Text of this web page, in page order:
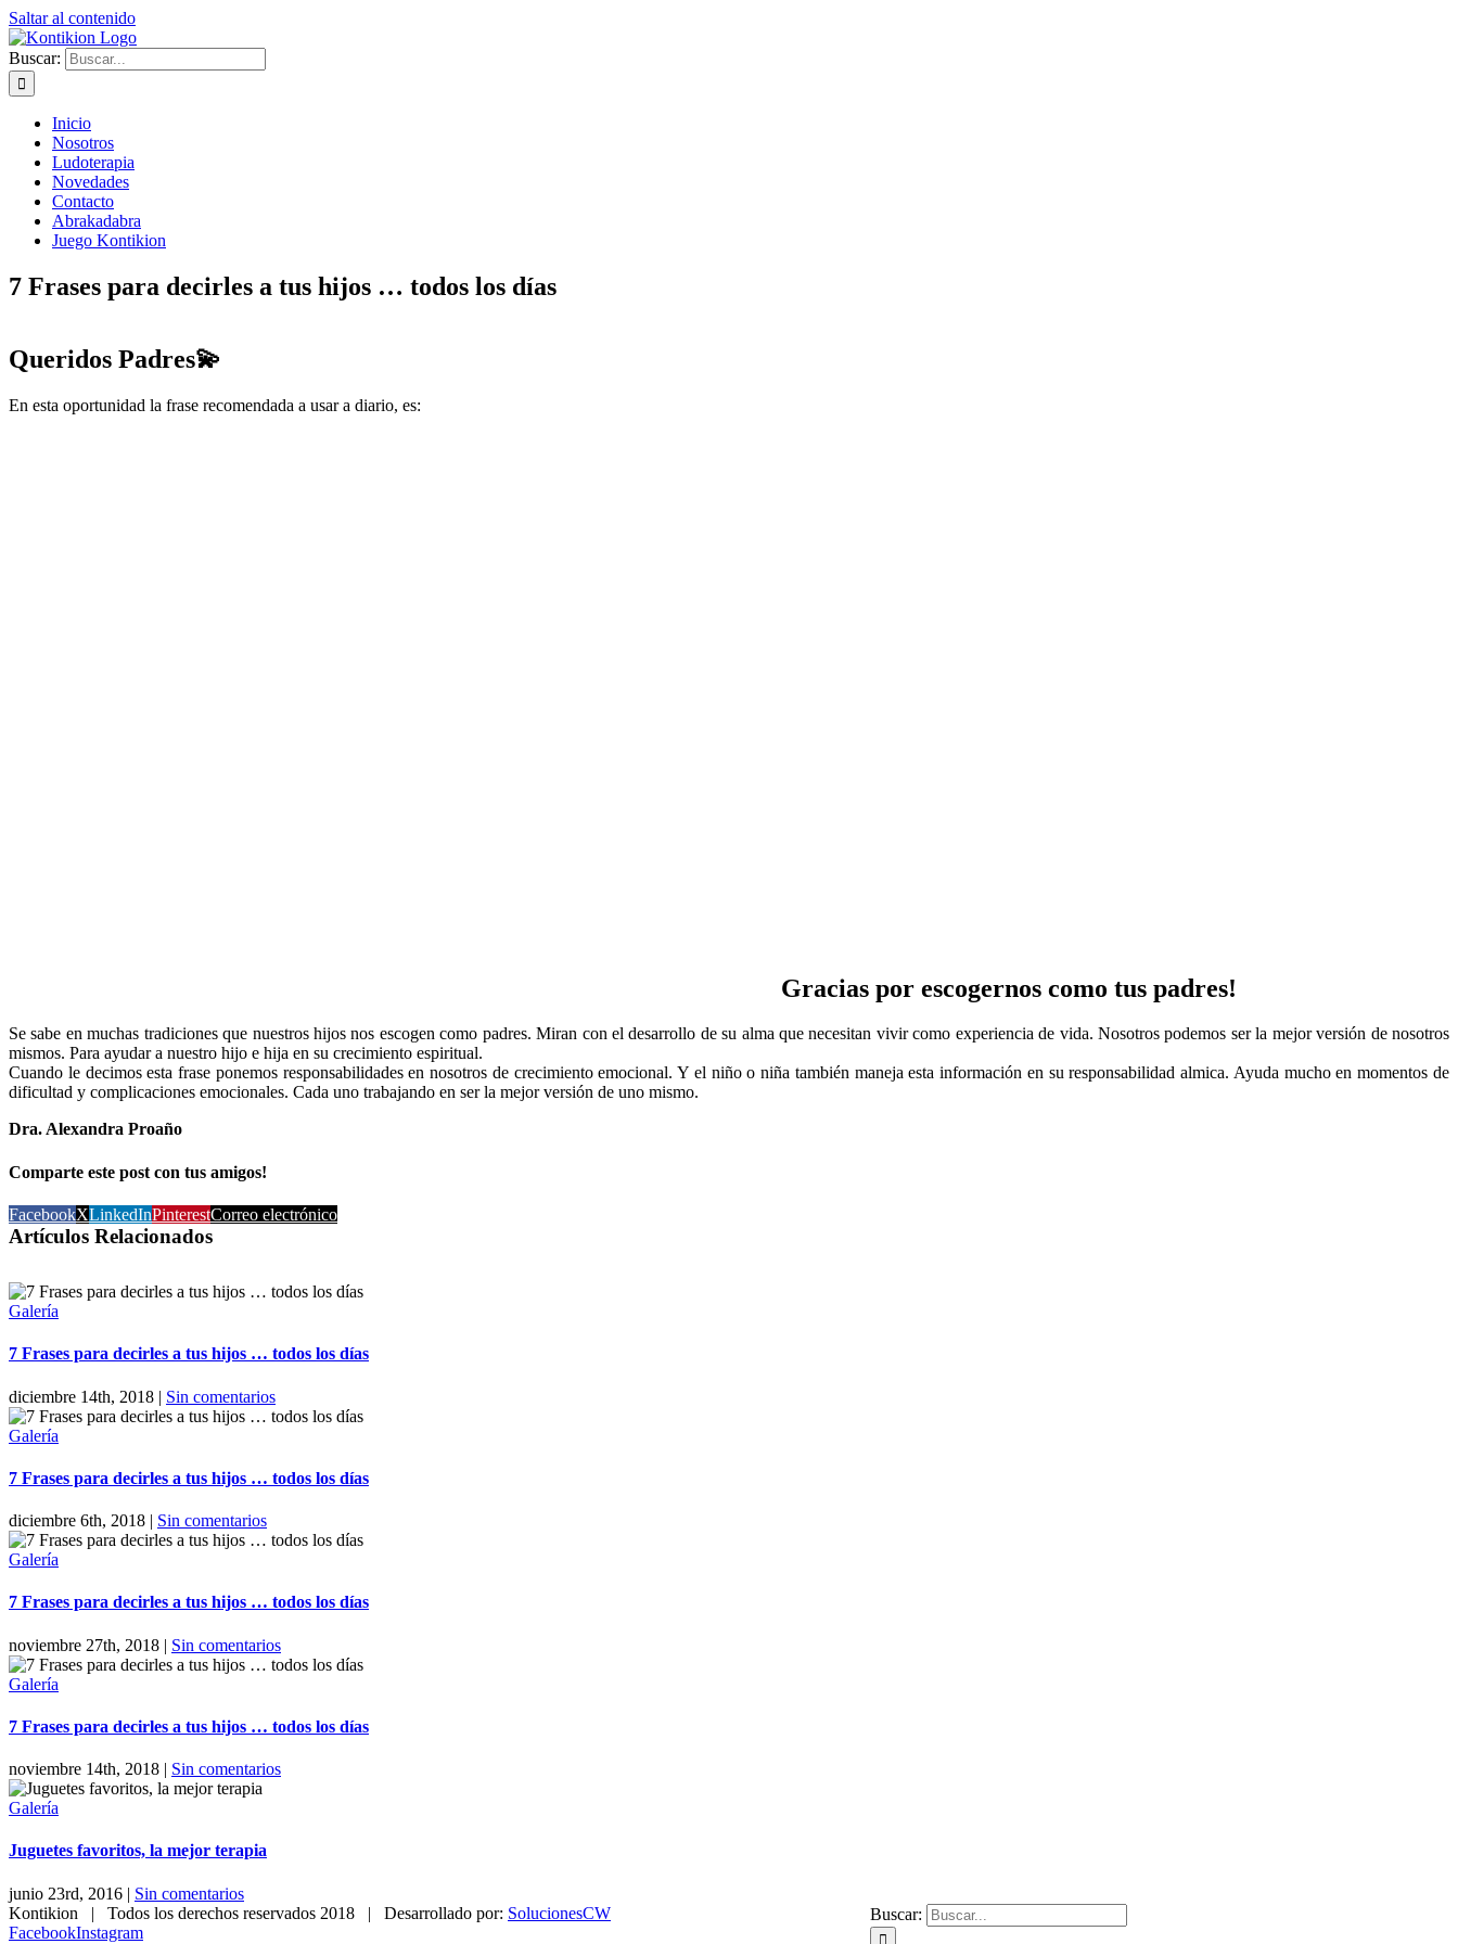
Saltar al contenido
Buscar:
Inicio
Nosotros
Ludoterapia
Novedades
Contacto
Abrakadabra
Juego Kontikion
7 Frases para decirles a tus hijos … todos los días
Queridos Padres💫
En esta oportunidad la frase recomendada a usar a diario, es:
Gracias por escogernos como tus padres!
Se sabe en muchas tradiciones que nuestros hijos nos escogen como padres. Miran con el desarrollo de su alma que necesitan vivir como experiencia de vida. Nosotros podemos ser la mejor versión de nosotros
mismos. Para ayudar a nuestro hijo e hija en su crecimiento espiritual.
Cuando le decimos esta frase ponemos responsabilidades en nosotros de crecimiento emocional. Y el niño o niña también maneja esta información en su responsabilidad almica. Ayuda mucho en momentos de
dificultad y complicaciones emocionales. Cada uno trabajando en ser la mejor versión de uno mismo.
Dra. Alexandra Proaño
Comparte este post con tus amigos!
FacebookXLinkedInPinterestCorreo electrónico
Artículos Relacionados
Galería
7 Frases para decirles a tus hijos … todos los días
diciembre 14th, 2018 | Sin comentarios
Galería
7 Frases para decirles a tus hijos … todos los días
diciembre 6th, 2018 | Sin comentarios
Galería
7 Frases para decirles a tus hijos … todos los días
noviembre 27th, 2018 | Sin comentarios
Galería
7 Frases para decirles a tus hijos … todos los días
noviembre 14th, 2018 | Sin comentarios
Galería
Juguetes favoritos, la mejor terapia
junio 23rd, 2016 | Sin comentarios
Buscar:
Kontikion | Todos los derechos reservados 2018 | Desarrollado por: SolucionesCW
FacebookInstagram